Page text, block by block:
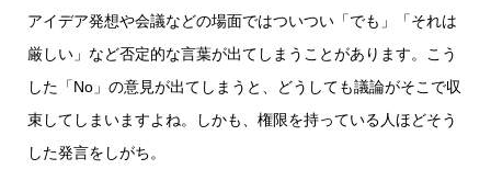
アイデア発想や会議などの場面ではついつい「でも」「それは
厳しい」など否定的な言葉が出てしまうことがあります。こう
した「No」の意見が出てしまうと、どうしても議論がそこで収
束してしまいますよね。しかも、権限を持っている人ほどそう
した発言をしがち。